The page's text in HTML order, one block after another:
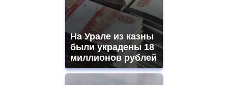
На Урале из казны
были украдены 18
миллионов рублей